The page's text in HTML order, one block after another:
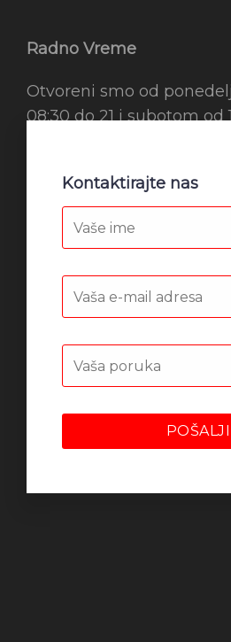
Radno Vreme
Otvoreni smo od
08:30 do 21 i subotom od
Kontaktirajte nas